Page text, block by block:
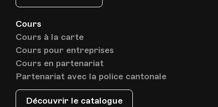
Cours
Cours à la carte
Cours pour entreprises
Cours en partenariat
Partenariat avec la police cantonale
Découvrir le catalogue